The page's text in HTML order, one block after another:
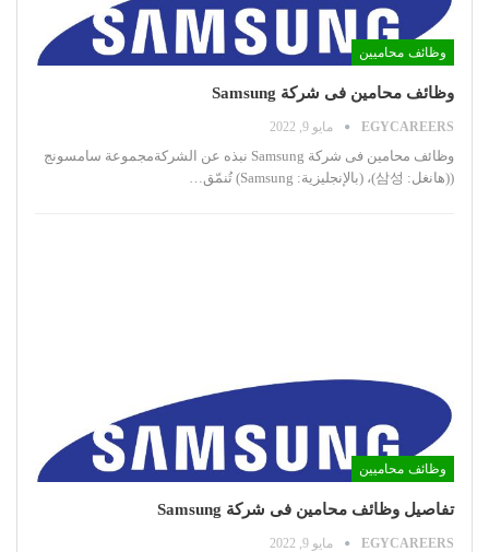
وظائف محاميين
وظائف محامين فى شركة Samsung
EGYCAREERS مايو 9, 2022
وظائف محامين فى شركة Samsung
نبذه عن الشركةمجموعة سامسونج
((هانغل: 삼성)، (بالإنجليزية: Samsung)‏ تُنمّق
وظائف محاميين
تفاصيل وظائف محامين فى شركة Samsung
EGYCAREERS مايو 9, 2022